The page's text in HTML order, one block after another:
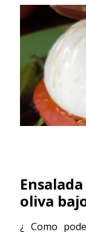
oliva
¿ Como